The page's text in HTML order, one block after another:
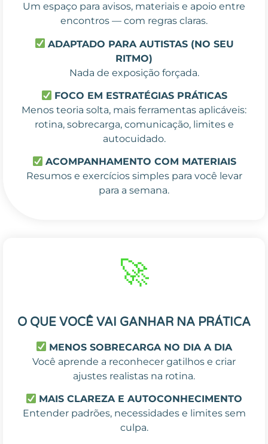
Um espaço para avisos, materiais e apoio entre
encontros — com regras claras.
ADAPTADO PARA AUTISTAS (NO SEU
RITMO)
Nada de exposição forçada.
FOCO EM ESTRATÉGIAS PRÁTICAS
Menos teoria solta, mais ferramentas aplicáveis:
rotina, sobrecarga, comunicação, limites e
autocuidado.
ACOMPANHAMENTO COM MATERIAIS
Resumos e exercícios simples para você levar
para a semana.
🚀
O QUE VOCÊ VAI GANHAR NA PRÁTICA
MENOS SOBRECARGA NO DIA A DIA
Você aprende a reconhecer gatilhos e criar
ajustes realistas na rotina.
MAIS CLAREZA E AUTOCONHECIMENTO
Entender padrões, necessidades e limites sem
culpa.